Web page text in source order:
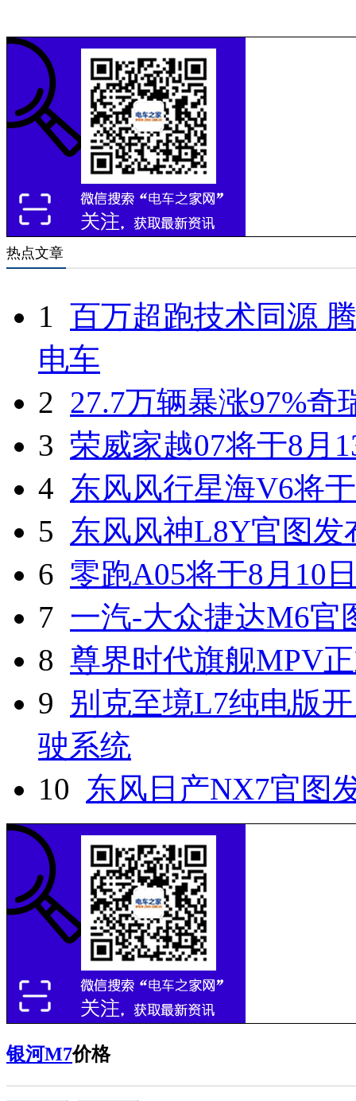
热点文章
1 百万超跑技术同源
电车
2 27.7万辆暴涨97%奇
3 荣威家越07将于8月
4 东风风行星海V6将
5 东风风神L8Y官图发
6 零跑A05将于8月10
7 一汽-大众捷达M6官
8 尊界时代旗舰MPV
9 别克至境L7纯电版
驶系统
10 东风日产NX7官图
银河M7价格